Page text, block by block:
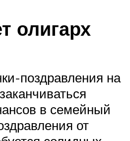
олигарх
поздравления на
в семейный
от